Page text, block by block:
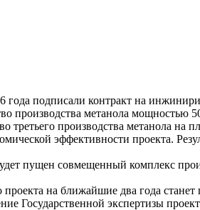
года подписали контракт на
производства метанола мощностью
третьего производства метанола на
эффективности проекта.
пущен совмещенный комплекс
на ближайшие два года станет
Государственной экспертизы